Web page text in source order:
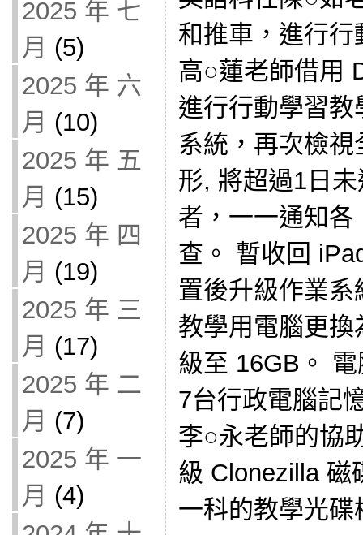
2025 年 七
月 (5)
2025 年 六
月 (10)
2025 年 五
月 (15)
2025 年 四
月 (19)
2025 年 三
月 (17)
2025 年 二
月 (7)
2025 年 一
月 (4)
和推車，進行
高○蓮老師借用
進行行動學習
系統，再次檢
形, 將超過1日
者，一一通知
查。 暫收回
置後升級作業
教學用電腦更
級至 16GB。
7台行政電腦記
李○永老師的協
級 Clonezilla 磁
一科的教學光碟